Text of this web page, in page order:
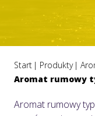
Start Produkty
Aromat rumowy
Aromat rumowy